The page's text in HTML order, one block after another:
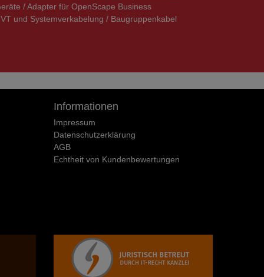
/ Adapter für OpenScape Business
und Systemverkabelung / Baugruppenkabel
Informationen
Impressum
Daten­schutz­erklärung
AGB
Echtheit von Kundenbewertungen